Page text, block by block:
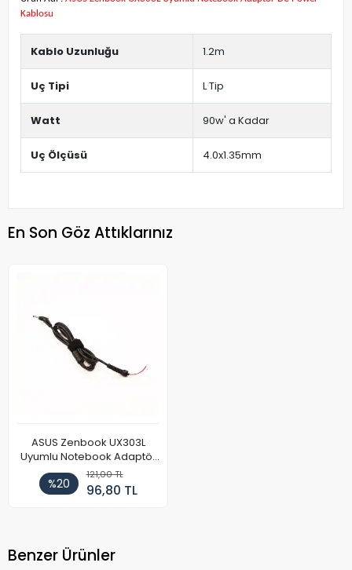
Kablosu
Kablo Uzunluğu 1.2m
Uç Tipi L Tip
Watt 90w' a Kadar
Uç Ölçüsü 4.0x1.35mm
En Son Göz Attıklarınız
ASUS Zenbook UX303L
Uyumlu Notebook Adaptör
DC Power Kablosu
%20
121,00 TL
96,80 TL
Benzer Ürünler